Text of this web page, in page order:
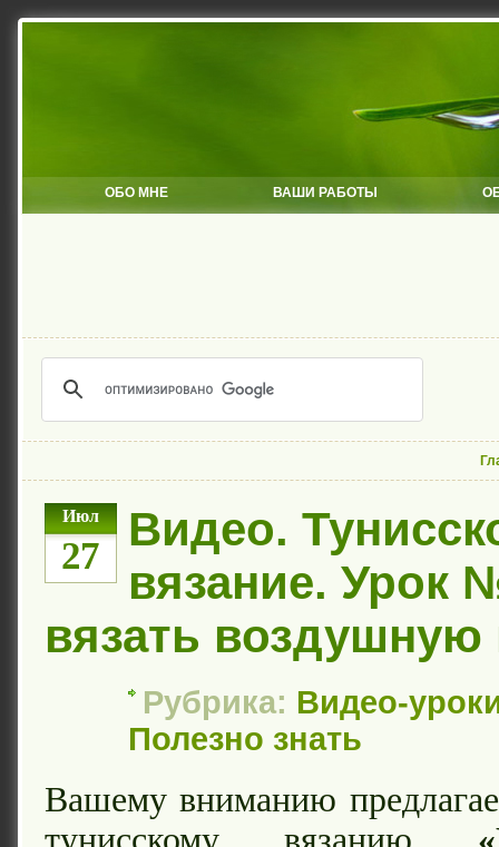
ОБО МНЕ ВАШИ РАБОТЫ
Июл
27
Видео.
вязание. Урок
вязать воздушную
Рубрика: Видео-
Полезно знать
Вашему вниманию